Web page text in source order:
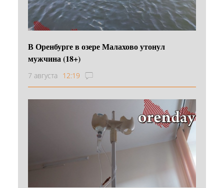
В Оренбурге в озере Малахово утонул
мужчина (18+)
7 августа 12:19